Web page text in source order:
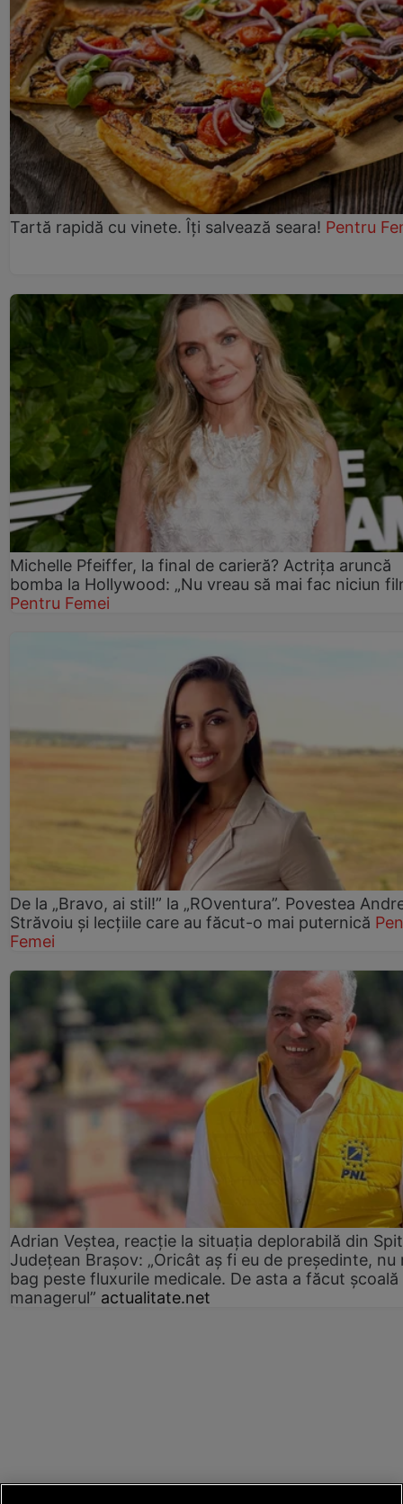
Tartă rapidă cu vinete. Îți salvează seara! Pentru
Michelle Pfeiffer, la final de carieră? Actrița aruncă
bomba la Hollywood: „Nu vreau să mai fac niciun
Pentru Femei
De la „Bravo, ai stil!” la „ROventura”. Povestea
Străvoiu și lecțiile care au făcut-o mai puternică
Femei
Adrian Veștea, reacție la situația deplorabilă din
Județean Brașov: „Oricât aș fi eu de președinte, nu
bag peste fluxurile medicale. De asta a făcut școală
managerul” actualitate.net